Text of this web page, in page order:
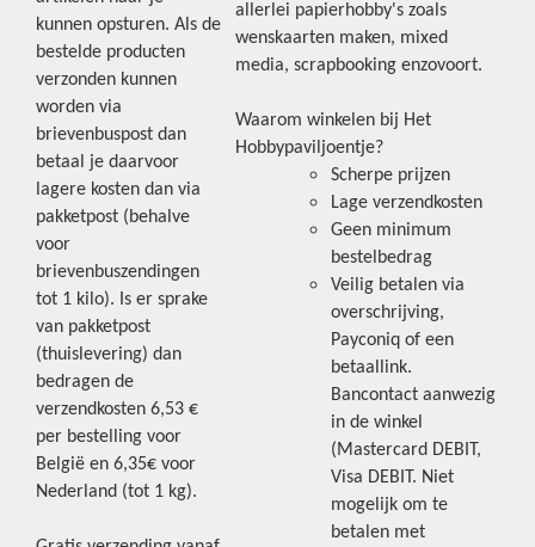
kunnen opsturen. Als de
bestelde producten
verzonden kunnen
worden via
brievenbuspost dan
betaal je daarvoor
lagere kosten dan via
pakketpost (behalve
voor
brievenbuszendingen
tot 1 kilo). Is er sprake
van pakketpost
(thuislevering) dan
bedragen de
verzendkosten 6,53 €
per bestelling voor
België en 6,35€ voor
Nederland (tot 1 kg).
allerlei papierhobby's zoals
wenskaarten maken, mixed
media, scrapbooking enzovoort.
Waarom winkelen bij Het
Hobbypaviljoentje?
Scherpe prijzen
Lage verzendkosten
Geen minimum
bestelbedrag
Veilig betalen via
overschrijving,
Payconiq of een
betaallink.
Bancontact aanwezig
in de winkel
(Mastercard DEBIT,
Visa DEBIT. Niet
mogelijk om te
betalen met